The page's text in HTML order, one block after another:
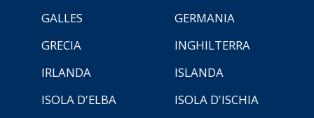
GALLES
GERMANIA
GRECIA
INGHILTERRA
IRLANDA
ISLANDA
ISOLA D'ELBA
ISOLA D'ISCHIA